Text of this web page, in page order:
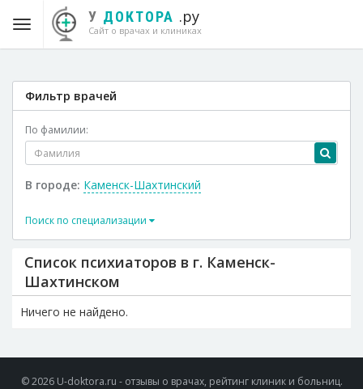
У ДОКТОРА .ру
Сайт о врачах и клиниках
Фильтр врачей
По фамилии:
В городе: Каменск-Шахтинский
Поиск по специализации
Список психиаторов в г. Каменск-
Шахтинском
Ничего не найдено.
© 2026 U-doktora.ru - отзывы о врачах, рейтинг клиник и больниц.